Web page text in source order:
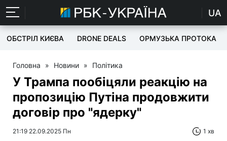
UA
ОБСТРІЛ КИЄВА DRONE DEALS ОРМУЗЬКА ПРОТОКА
Головна » Новини » Політика
У Трампа пообіцяли реакцію на
пропозицію Путіна продовжити
договір про "ядерку"
21:19 22.09.2025 Пн 1 хв